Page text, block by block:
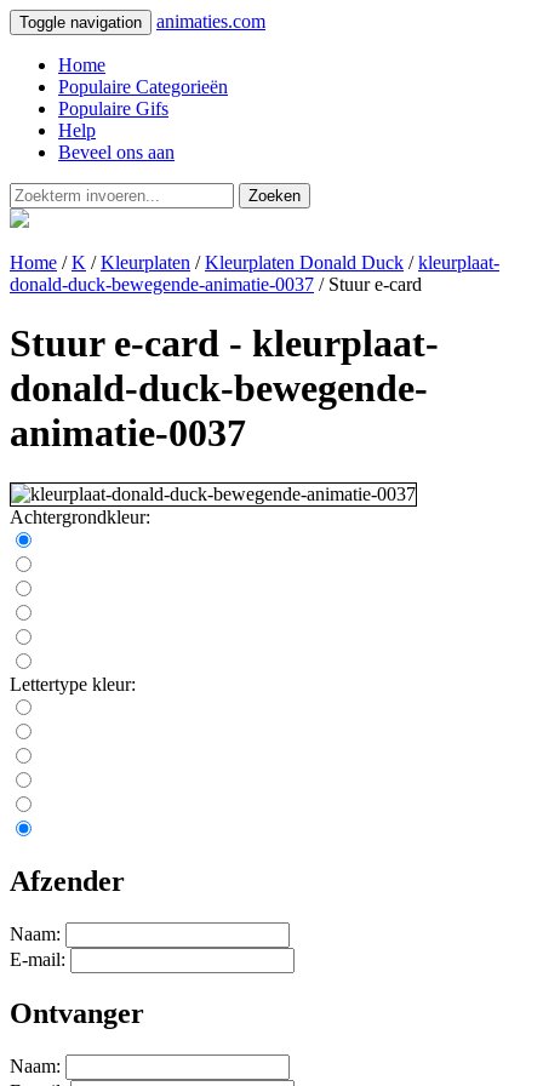
Toggle navigation animaties.com
Home
Populaire Categorieën
Populaire Gifs
Help
Beveel ons aan
Zoeken
Home /K /Kleurplaten /Kleurplaten Donald Duck /kleurplaat-
donald-duck-bewegende-animatie-0037 / Stuur e-card
Stuur e-card - kleurplaat-
donald-duck-bewegende-
animatie-0037
Achtergrondkleur:
Lettertype kleur:
Afzender
Naam:
E-mail:
Ontvanger
Naam: